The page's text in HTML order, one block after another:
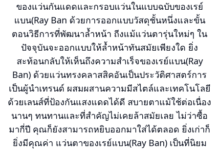
ของแว่นกันแดดและกรอบแว่นในแบบฉบับของเรย์
แบน(Ray Ban ด้วยการออกแบบวัสดุชั้นหนึ่งและขั้น
ตอนวิธีการที่พัฒนาล้ำหน้า ถีงแม้แว่นตารุ่นใหม่ๆ ใน
ปัจจุบันจะออกแบบให้ล้ำหน้าทันสมัยเพียงใด ยิ่ง
สะท้อนกลับให้เห็นถึงความสำเร็จของเรย์แบน(Ray
Ban) ด้วยแว่นทรงคลาสสิคอันเป็นประวัติศาสตร์การ
เป็นผู้นำเทรนด์ ผสมผสานความมีสไตล์และเทคโนโลยี
ด้วยเลนส์ที่ป้องกันแสงแดดได้ดี สบายตาแม้ใช้ต่อเนื่อง
นานๆ ทนทานและที่สำคัญไม่เคยล้าสมัยเลย ไม่ว่าซื้อ
มากี่ปี คุณก็ยังสามารถหยิบออกมาใส่ได้ตลอด ยิ่งเก่าก็
ยิ่งมีคุณค่า แว่นตาของเรย์แบน(Ray Ban) เป็นที่นิยม